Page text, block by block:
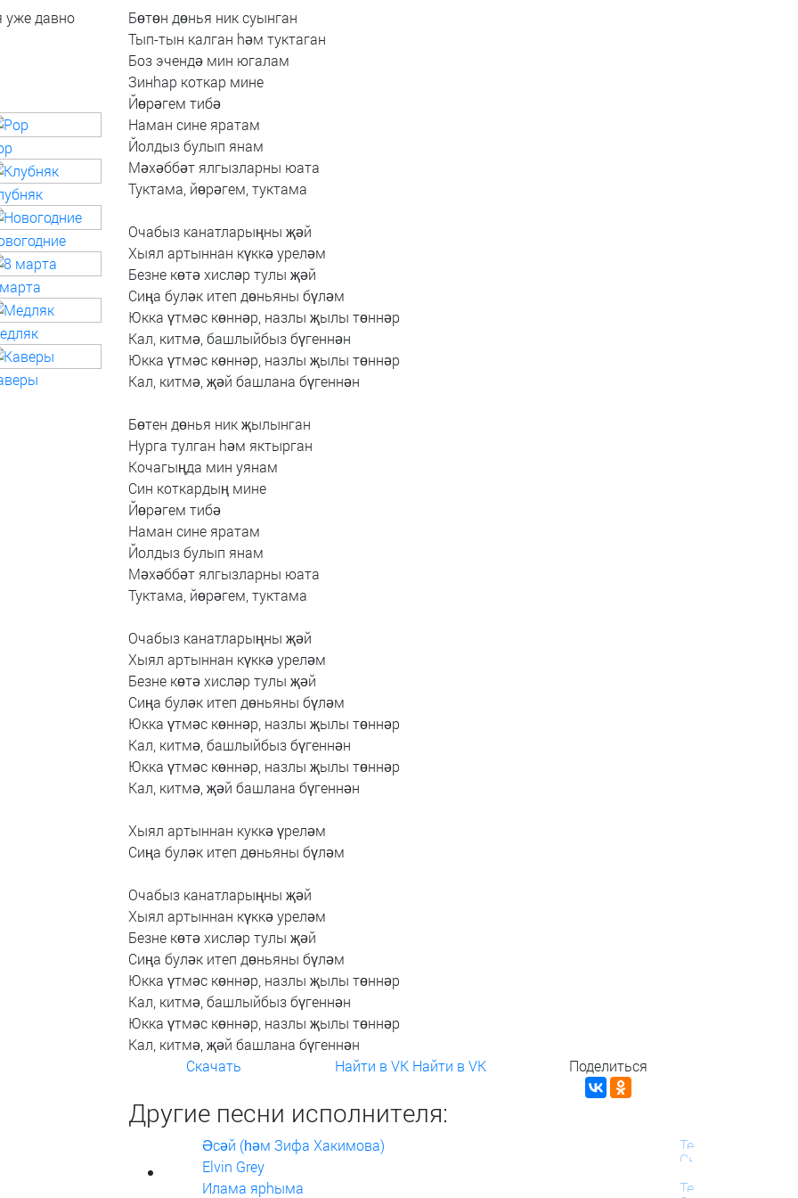
Бөтөн дөнья никсуынган
Тып-тын калган hәм туктаган
Боз эчендә мин югалам
Зинhар коткар мине
Йөрәгем тибә
Hаман сине яратам
Йолдызбулып янам
Мәхәббәт ялгызларны юата
Туктама, йөрәгем, туктама
Очабыз канатларыңны җәй
Хыял артыннан күккәуреләм
Безне көтәхисләр тулы җәй
Сиңа буләк итеп дөньяны бүләм
Юкка үтмәс көннәр, назлы җылы төннәр
Кал, китмә, башлыйбызбүгеннән
Юкка үтмәс көннәр, назлы җылы төннәр
Кал, китмә, җәй башлана бүгеннән
Бөтен дөнья никҗылынган
Нурга тулган hәм яктырган
Кочагыңда мин уянам
Син коткардың мине
Йөрәгем тибә
Hаман сине яратам
Йолдызбулып янам
Мәхәббәт ялгызларны юата
Туктама, йөрәгем, туктама
Очабыз канатларыңны җәй
Хыял артыннан күккәуреләм
Безне көтәхисләр тулы җәй
Сиңа буләк итеп дөньяны бүләм
Юкка үтмәс көннәр, назлы җылы төннәр
Кал, китмә, башлыйбызбүгеннән
Юкка үтмәс көннәр, назлы җылы төннәр
Кал, китмә, җәй башлана бүгеннән
Хыял артыннан куккәүреләм
Сиңа буләк итеп дөньяны бүләм
Очабыз канатларыңны җәй
Хыял артыннан күккәуреләм
Безне көтәхисләр тулы җәй
Сиңа буләк итеп дөньяны бүләм
Юкка үтмәс көннәр, назлы җылы төннәр
Кал, китмә, башлыйбызбүгеннән
Юкка үтмәс көннәр, назлы җылы төннәр
Кал, китмә, җәй башлана бүгеннән
Скачать
Найти в VK Найти в VK Поделиться
Другие песни исполнителя:
Әсәй (һәм Зифа Хакимова)
Elvin Grey
Илама ярhыма
уже давно